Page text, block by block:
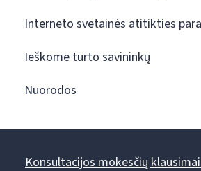
Interneto svetainės atitikties
Ieškome turto savininkų
Nuorodos
Konsultacijos mokesčių